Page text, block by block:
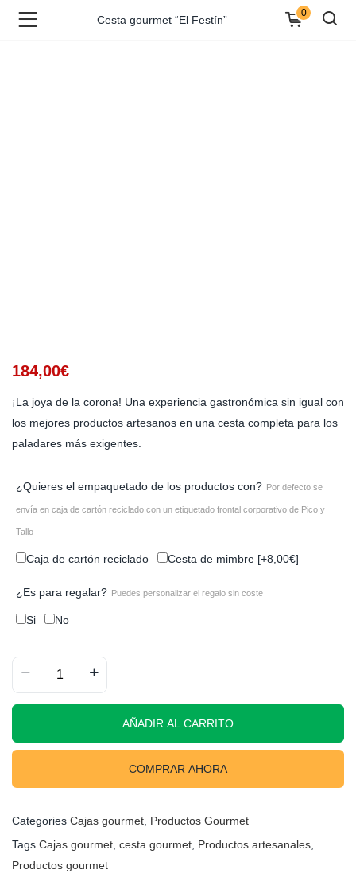
Cesta gourmet “El Festín”
0
Cesta gourmet “El Festín”
184,00€
¡La joya de la corona! Una experiencia gastronómica sin igual con
los mejores productos artesanos en una cesta completa para los
paladares más exigentes.
¿Quieres el empaquetado de los productos con? Por defecto se
envía en caja de cartón reciclado con un etiquetado frontal corporativo de Pico y
Tallo
Caja de cartón reciclado Cesta de mimbre [+8,00€]
¿Es para regalar? Puedes personalizar el regalo sin coste
Si No
AÑADIR AL CARRITO
COMPRAR AHORA
Categories Cajas gourmet Productos Gourmet
Tags Cajas gourmet cesta gourmet Productos artesanales
Productos gourmet